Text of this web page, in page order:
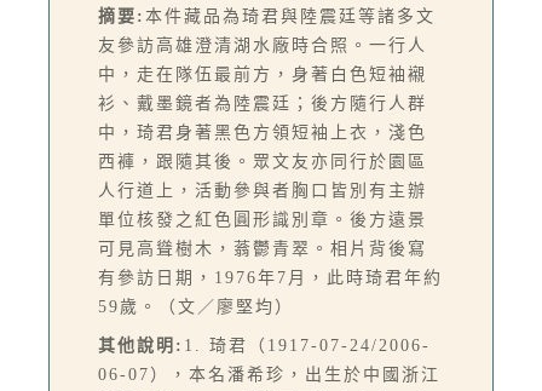
摘要: 本件藏品為琦君與陸震廷等諸多文
友參訪高雄澄清湖水廠時合照。一行人
中，走在隊伍最前方，身著白色短袖襯
衫、戴墨鏡者為陸震廷；後方隨行人群
中，琦君身著黑色方領短袖上衣，淺色
西褲，跟隨其後。眾文友亦同行於園區
人行道上，活動參與者胸口皆別有主辦
單位核發之紅色圓形識別章。後方遠景
可見高聳樹木，蓊鬱青翠。相片背後寫
有參訪日期，1976年7月，此時琦君年約
59歲。（文／廖堅均）
其他說明: 1. 琦君（1917-07-24/2006-
06-07），本名潘希珍，出生於中國浙江